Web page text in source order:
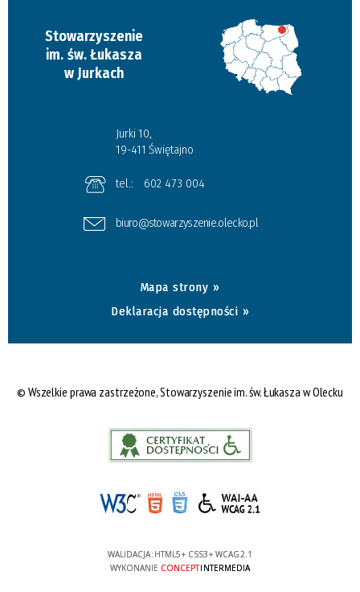
Stowarzyszenie
im. św. Łukasza
w Jurkach
Jurki 10,
19-411 Świętajno
tel.: 602 473 004
biuro@stowarzyszenie.olecko.pl
Mapa strony »
Deklaracja dostępności »
© Wszelkie prawa zastrzeżone, Stowarzyszenie im. św. Łukasza w Olecku
WALIDACJA: HTML5+ CSS3+ WCAG 2.1
WYKONANIE CONCEPTINTERMEDIA